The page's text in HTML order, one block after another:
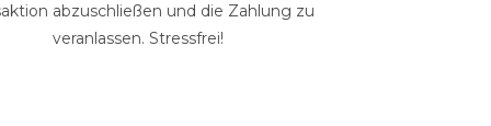
abzuschließen und die Zahlung zu
veranlassen. Stressfrei!